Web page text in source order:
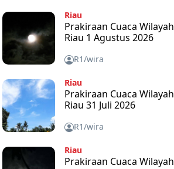
Riau
Prakiraan Cuaca Wilayah
Riau 1 Agustus 2026
R1/wira
Riau
Prakiraan Cuaca Wilayah
Riau 31 Juli 2026
R1/wira
Riau
Prakiraan Cuaca Wilayah